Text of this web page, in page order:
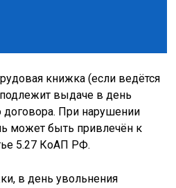
книжка (если ведётся
выдаче в день
договора. При нарушении
может быть привлечён к
5.27 КоАП РФ.
в день увольнения